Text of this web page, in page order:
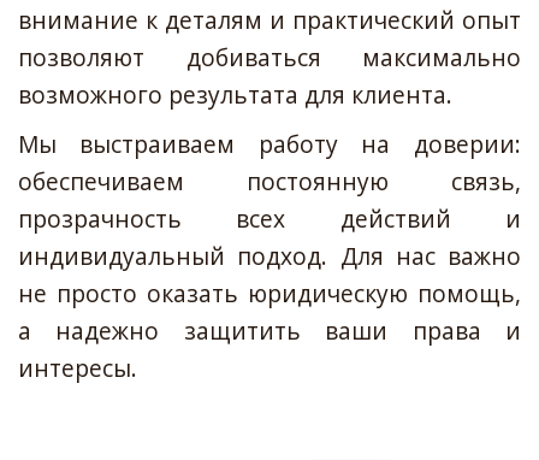
внимание к деталям и практический опыт
позволяют добиваться максимально
возможного результата для клиента.
Мы выстраиваем работу на доверии:
обеспечиваем постоянную связь,
прозрачность всех действий и
индивидуальный подход. Для нас важно
не просто оказать юридическую помощь,
а надежно защитить ваши права и
интересы.